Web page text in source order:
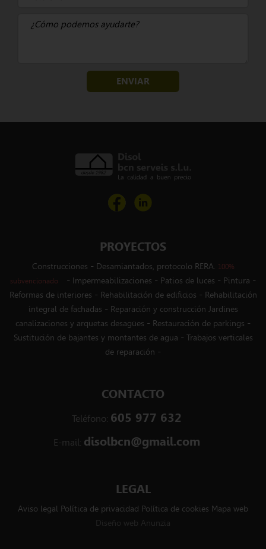
ENVIAR
PROYECTOS
Construcciones - Desamiantados, protocolo RERA. 100%
subvencionado
- Impermeabilizaciones - Patios de luces - Pintura -
Reformas de interiores - Rehabilitación de edificios - Rehabilitación
integral de fachadas - Reparación y construcción Jardines
canalizaciones y arquetas desagües - Restauración de parkings -
Sustitución de bajantes y montantes de agua - Trabajos verticales
de reparación -
CONTACTO
Teléfono: 605 977 632
E-mail: disolbcn@gmail.com
LEGAL
Aviso legal Política de privacidad Política de cookies Mapa web
Diseño web Anunzia